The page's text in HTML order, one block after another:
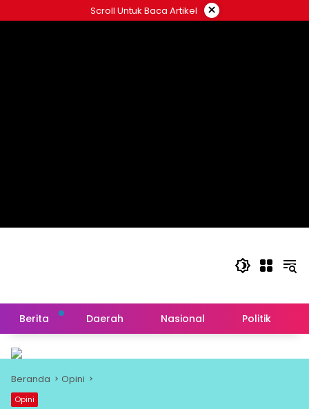
ke
Scroll Untuk Baca Artikel ×
Berita Daerah Nasional Politik
Beranda Opini
Opini